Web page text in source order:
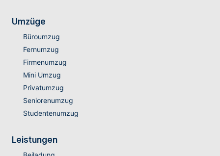
Umzüge
Büroumzug
Fernumzug
Firmenumzug
Mini Umzug
Privatumzug
Seniorenumzug
Studentenumzug
Leistungen